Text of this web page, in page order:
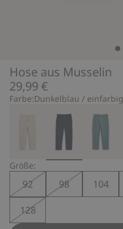
Hose aus Musselin
29,99 €
Farbe:Dunkelblau / einfarbig
Größe:
92 98 104
128